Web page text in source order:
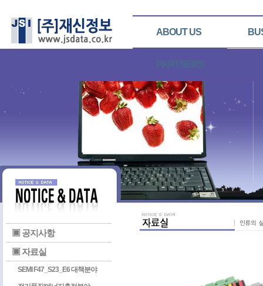
ABOUT US
PARTNERS
▣ 공지사항
▣ 자료실
SEMI F47_S23_E6 대책분야